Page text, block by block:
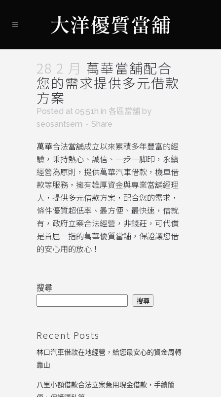
28 2 月 萬華當舖配合
您的需求提供多元借款
方案
Posted at 05:51h in 各區當舖 by
seosantsem
Share
萬華合法當舖成立以來累積多年豐富的經
驗，秉持熱心、誠信、一步一脚印，永續
經營為原則，提供萬華汽車借款，機車借
款等服務，擁有雄厚資金與專業當舖經理
人，提供多元借款方案，配合您的需求，
條件優質超低率、最方便、最快速，借就
有，政府立案合法經營，非錢莊，可代償
是首屈一指的萬華優質當舖，保證讓您借
的安心用的放心！
搜尋
搜尋
Recent Posts
林口汽車借款在地經營，給您最安心的資金周轉
靠山
八里小額借款合法立案急用現金借款，手續簡